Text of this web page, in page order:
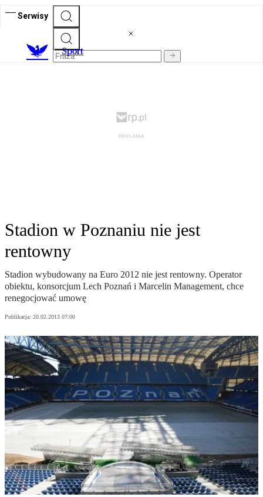
Serwisy
Sport
Stadion w Poznaniu nie jest
rentowny
Stadion wybudowany na Euro 2012 nie jest rentowny. Operator
obiektu, konsorcjum Lech Poznań i Marcelin Management, chce
renegocjować umowę
Publikacja: 20.02.2013 07:00